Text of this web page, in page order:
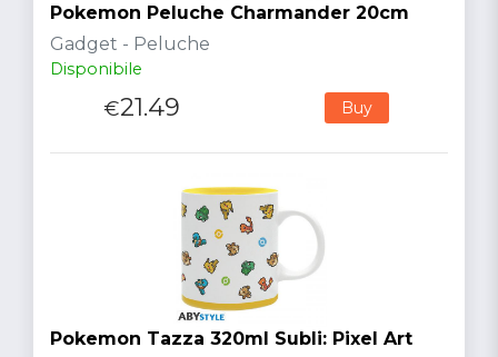
Pokemon Peluche Charmander 20cm
Gadget - Peluche
Disponibile
€21.49 Buy
Pokemon Tazza 320ml Subli: Pixel Art